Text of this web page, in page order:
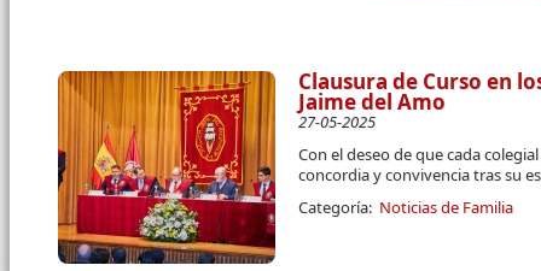
Clausura de Curso en
Jaime del Amo
27-05-2025
Con el deseo de que cada
concordia y convivencia tras su
Categoría: Noticias de Familia